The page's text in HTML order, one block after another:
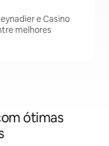
e Casino
melhores
ótimas